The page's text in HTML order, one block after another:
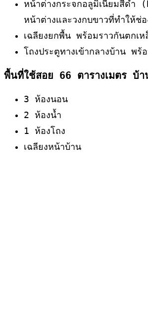
หน้าต่างกระจกอลูมิเนียมสีดำ
หน้าต่างและวงกบขาวที่ทำให้ช่
เฉลียงยกพื้น พร้อมราวกันตกเ
โถงประตูทางเข้ากลางบ้าน พ
พื้นที่ใช้สอย 66 ตารางเมตร บ้า
3 ห้องนอน
2 ห้องน้ำ
1 ห้องโถง
เฉลียงหน้าบ้าน